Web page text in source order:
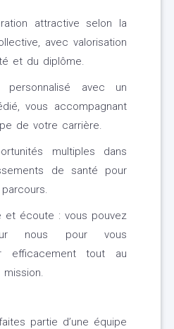
attractive selon la
avec valorisation
et du diplôme.
personnalisé avec un
vous accompagnant
de votre carrière.
multiples dans
de santé pour
et écoute : vous pouvez
nous pour vous
efficacement tout au
partie d’une équipe